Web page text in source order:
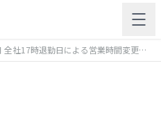
社17時退勤日による営業時間変更のお知らせ